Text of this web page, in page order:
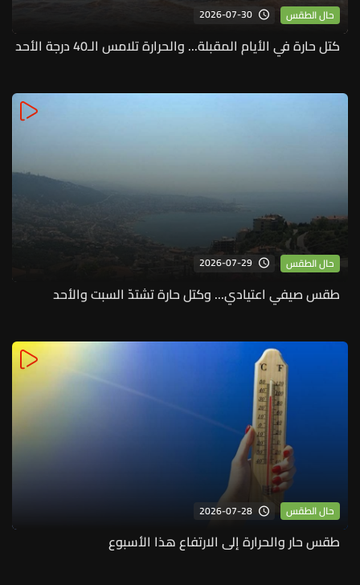
حال الطقس 2026-07-30
كتل حارة في الأيام المقبلة... والحرارة تلامس الـ40 درجة الأحد
حال الطقس 2026-07-29
طقس صيفي اعتيادي... وكتل حارة تشتدّ السبت والأحد
حال الطقس 2026-07-28
طقس حار والحرارة إلى الارتفاع هذا الأسبوع